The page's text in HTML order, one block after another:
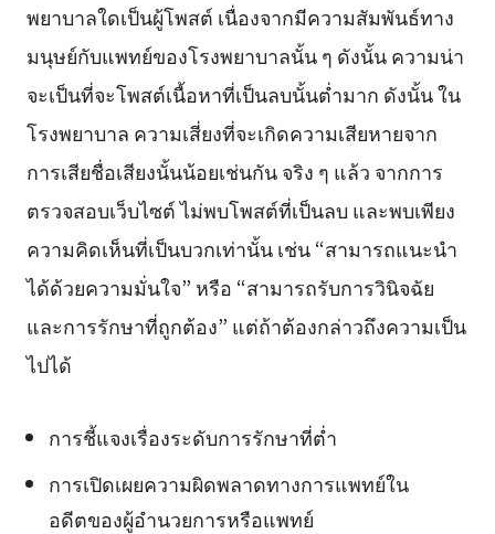
พยาบาลใดเป็นผู้โพสต์ เนื่องจากมีความสัมพันธ์ทาง
มนุษย์กับแพทย์ของโรงพยาบาลนั้น ๆ ดังนั้น ความน่า
จะเป็นที่จะโพสต์เนื้อหาที่เป็นลบนั้นต่ำมาก ดังนั้น ใน
โรงพยาบาล ความเสี่ยงที่จะเกิดความเสียหายจาก
การเสียชื่อเสียงนั้นน้อยเช่นกัน จริง ๆ แล้ว จากการ
ตรวจสอบเว็บไซต์ ไม่พบโพสต์ที่เป็นลบ และพบเพียง
ความคิดเห็นที่เป็นบวกเท่านั้น เช่น “สามารถแนะนำ
ได้ด้วยความมั่นใจ” หรือ “สามารถรับการวินิจฉัย
และการรักษาที่ถูกต้อง” แต่ถ้าต้องกล่าวถึงความเป็น
ไปได้
การชี้แจงเรื่องระดับการรักษาที่ต่ำ
การเปิดเผยความผิดพลาดทางการแพทย์ใน
อดีตของผู้อำนวยการหรือแพทย์